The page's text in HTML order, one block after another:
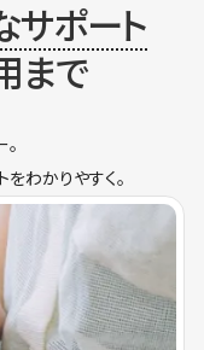
サポート
まで
わかりやすく。